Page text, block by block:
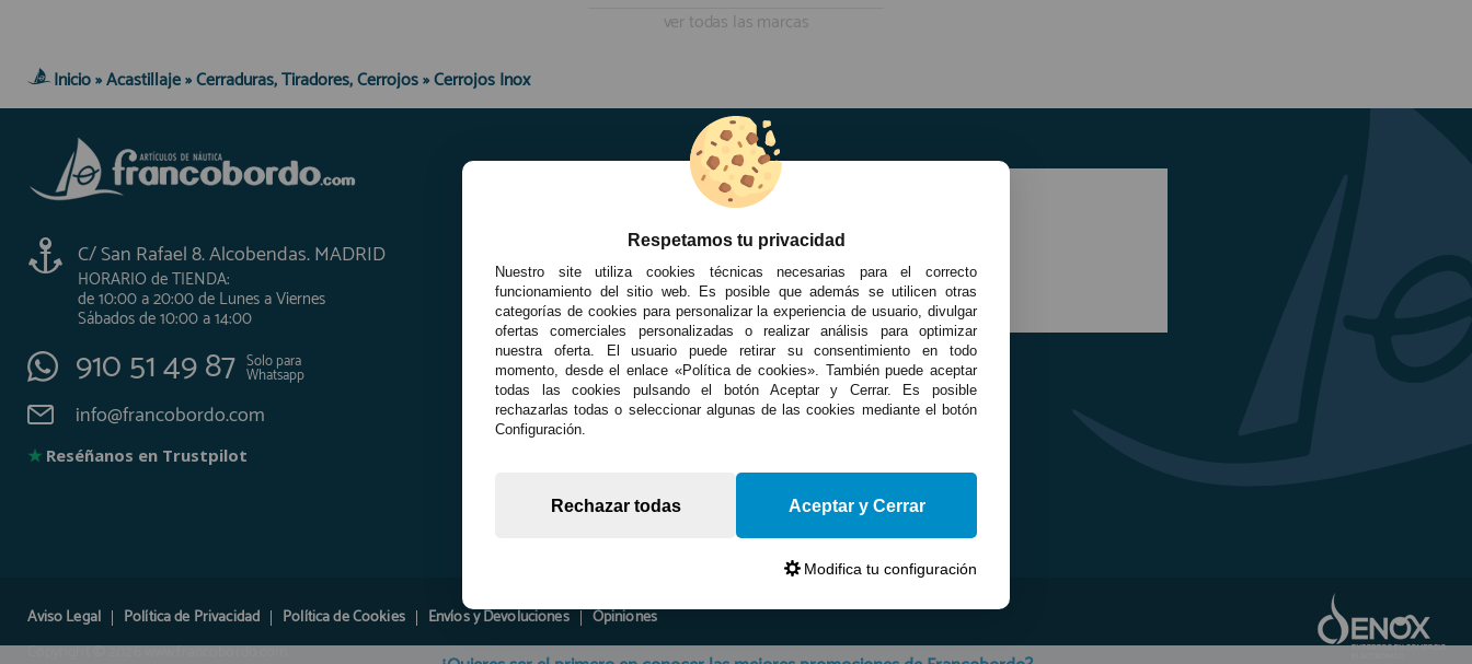
ver todas las marcas
Inicio»Acastillaje»Cerraduras, Tiradores, Cerrojos»Cerrojos Inox
C/ San Rafael 8. Alcobendas. MADRID
HORARIO de TIENDA:
de 10:00 a 20:00 de Lunes a Viernes
Sábados de 10:00 a 14:00
910 51 49 87 Solo para
Whatsapp
info@francobordo.com
★Reséñanos en Trustpilot
Aviso Legal Política de Privacidad Política de Cookies Envíos y Devoluciones
Opiniones
Copyright © 2026 www.francobordo.com
Respetamos tu privacidad
Nuestro site utiliza cookies técnicas necesarias para el correcto
funcionamiento del sitio web. Es posible que además se utilicen otras
categorías de cookies para personalizar la experiencia de usuario, divulgar
ofertas comerciales personalizadas o realizar análisis para optimizar
nuestra oferta. El usuario puede retirar su consentimiento en todo
momento, desde el enlace «Política de cookies». También puede aceptar
todas las cookies pulsando el botón Aceptar y Cerrar. Es posible
rechazarlas todas o seleccionar algunas de las cookies mediante el botón
Configuración.
Rechazar todas Aceptar y Cerrar
Modifica tu configuración